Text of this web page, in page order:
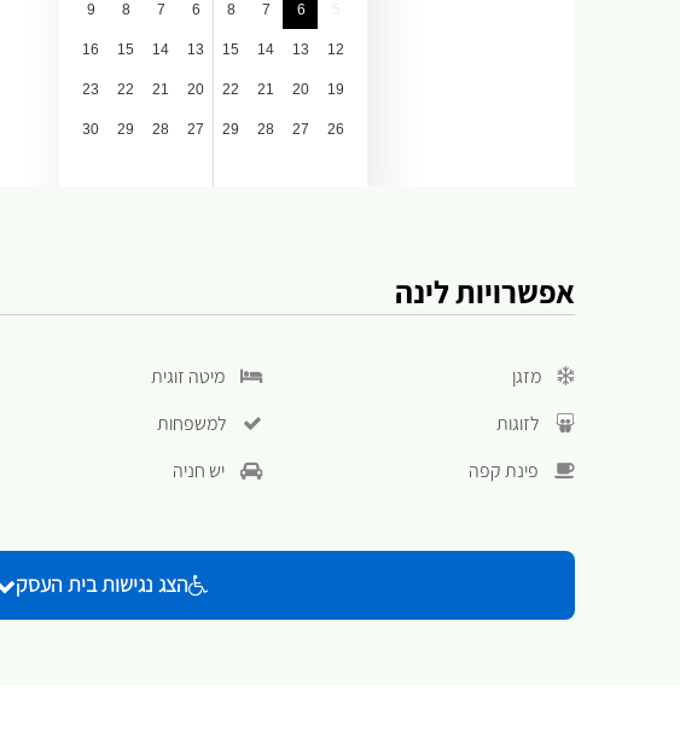
אפשרויות לינה
מזגן מיטה זוגית
לזוגות למשפחות
פינת קפה יש חניה
הצג נגישות בית העסק